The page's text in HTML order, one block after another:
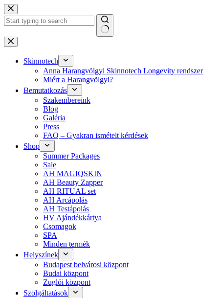
Skip
to
content
No
results
Skinnotech
Anna Harangvölgyi Skinnotech Longevity rendszer
Miért a Harangvölgyi?
Bemutatkozás
Szakembereink
Blog
Galéria
Press
FAQ – Gyakran ismételt kérdések
Shop
Summer Packages
Sale
AH MAGIQSKIN
AH Beauty Zapper
AH RITUAL set
AH Arcápolás
AH Testápolás
HV Ajándékkártya
Csomagok
SPA
Minden termék
Helyszínek
Budapest belvárosi központ
Budai központ
Zuglói központ
Szolgáltatások